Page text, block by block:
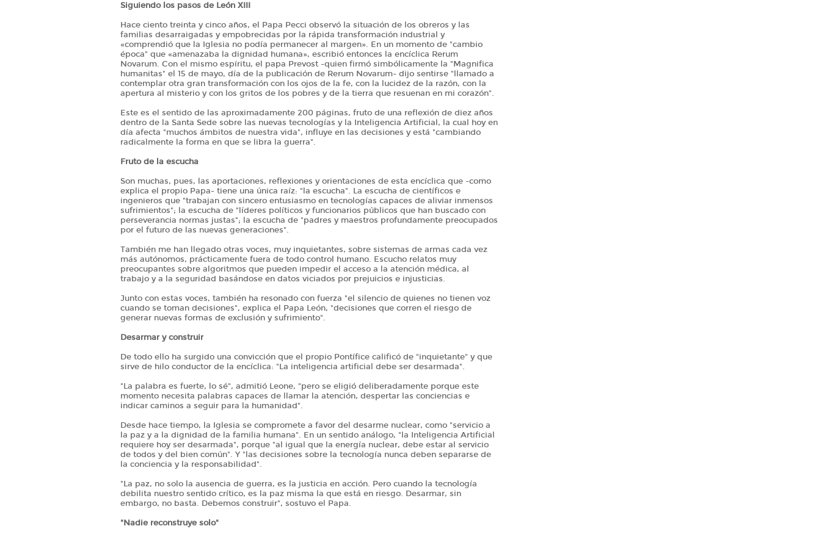
Siguiendo los pasos de León XIII
Hace ciento treinta y cinco años, el Papa Pecci observó la situación de los obreros y las
familias desarraigadas y empobrecidas por la rápida transformación industrial y
«comprendió que la Iglesia no podía permanecer al margen». En un momento de "cambio
época" que «amenazaba la dignidad humana», escribió entonces la encíclica Rerum
Novarum. Con el mismo espíritu, el papa Prevost -quien firmó simbólicamente la "Magnifica
humanitas" el 15 de mayo, día de la publicación de Rerum Novarum- dijo sentirse "llamado a
contemplar otra gran transformación con los ojos de la fe, con la lucidez de la razón, con la
apertura al misterio y con los gritos de los pobres y de la tierra que resuenan en mi corazón".
Este es el sentido de las aproximadamente 200 páginas, fruto de una reflexión de diez años
dentro de la Santa Sede sobre las nuevas tecnologías y la Inteligencia Artificial, la cual hoy en
día afecta "muchos ámbitos de nuestra vida", influye en las decisiones y está "cambiando
radicalmente la forma en que se libra la guerra".
Fruto de la escucha
Son muchas, pues, las aportaciones, reflexiones y orientaciones de esta encíclica que -como
explica el propio Papa- tiene una única raíz: "la escucha". La escucha de científicos e
ingenieros que "trabajan con sincero entusiasmo en tecnologías capaces de aliviar inmensos
sufrimientos"; la escucha de "líderes políticos y funcionarios públicos que han buscado con
perseverancia normas justas"; la escucha de "padres y maestros profundamente preocupados
por el futuro de las nuevas generaciones".
También me han llegado otras voces, muy inquietantes, sobre sistemas de armas cada vez
más autónomos, prácticamente fuera de todo control humano. Escucho relatos muy
preocupantes sobre algoritmos que pueden impedir el acceso a la atención médica, al
trabajo y a la seguridad basándose en datos viciados por prejuicios e injusticias.
Junto con estas voces, también ha resonado con fuerza "el silencio de quienes no tienen voz
cuando se toman decisiones", explica el Papa León, "decisiones que corren el riesgo de
generar nuevas formas de exclusión y sufrimiento".
Desarmar y construir
De todo ello ha surgido una convicción que el propio Pontífice calificó de "inquietante" y que
sirve de hilo conductor de la encíclica: "La inteligencia artificial debe ser desarmada".
"La palabra es fuerte, lo sé", admitió Leone, "pero se eligió deliberadamente porque este
momento necesita palabras capaces de llamar la atención, despertar las conciencias e
indicar caminos a seguir para la humanidad".
Desde hace tiempo, la Iglesia se compromete a favor del desarme nuclear, como "servicio a
la paz y a la dignidad de la familia humana". En un sentido análogo, "la Inteligencia Artificial
requiere hoy ser desarmada", porque "al igual que la energía nuclear, debe estar al servicio
de todos y del bien común". Y "las decisiones sobre la tecnología nunca deben separarse de
la conciencia y la responsabilidad".
"La paz, no solo la ausencia de guerra, es la justicia en acción. Pero cuando la tecnología
debilita nuestro sentido crítico, es la paz misma la que está en riesgo. Desarmar, sin
embargo, no basta. Debemos construir", sostuvo el Papa.
"Nadie reconstruye solo"